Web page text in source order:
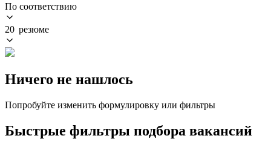
По соответствию
20 резюме
Ничего не нашлось
Попробуйте изменить формулировку или фильтры
Быстрые фильтры подбора вакансий